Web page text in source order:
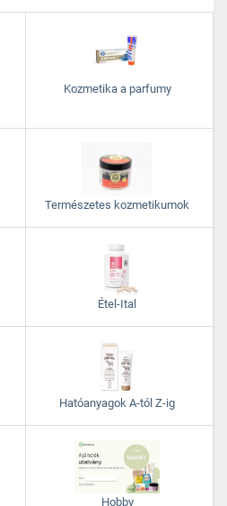
Kozmetika a parfumy
Természetes kozmetikumok
Étel-Ital
Hatóanyagok A-tól Z-ig
Hobby